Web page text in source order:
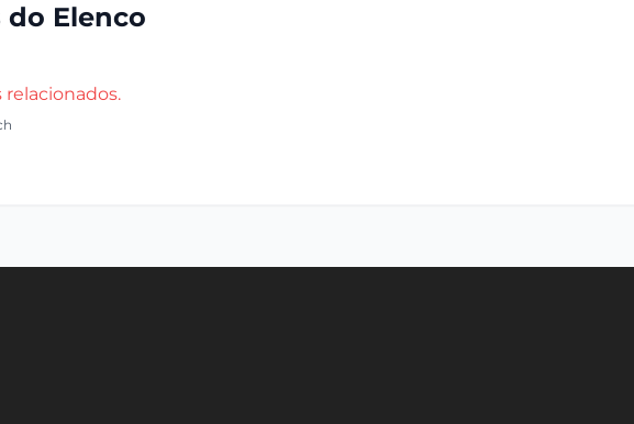
Elenco
relacionados.